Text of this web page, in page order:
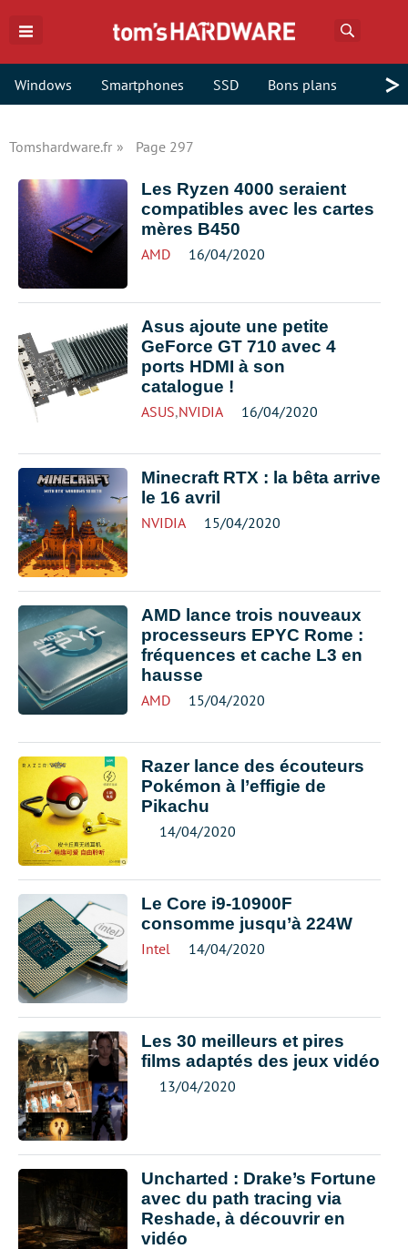
Windows Smartphones SSD Bons plans >
Tomshardware.fr Page 297
Les Ryzen 4000 seraient
compatibles avec les cartes
mères B450
AMD 16/04/2020
Asus ajoute une petite
GeForce GT 710 avec 4
ports HDMI à son
catalogue !
ASUS,NVIDIA 16/04/2020
Minecraft RTX : la bêta arrive
le 16 avril
NVIDIA 15/04/2020
AMD lance trois nouveaux
processeurs EPYC Rome :
fréquences et cache L3 en
hausse
AMD 15/04/2020
Razer lance des écouteurs
Pokémon à l’effigie de
Pikachu
14/04/2020
Le Core i9-10900F
consomme jusqu’à 224W
Intel 14/04/2020
Les 30 meilleurs et pires
films adaptés des jeux vidéo
13/04/2020
Uncharted : Drake’s Fortune
avec du path tracing via
Reshade, à découvrir en
vidéo